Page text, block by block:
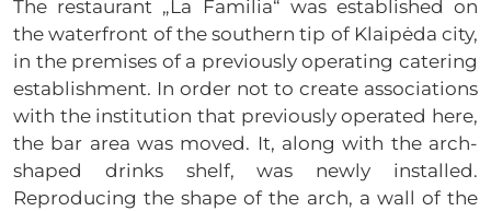
The restaurant „La Familia“ was established on
the waterfront of the southern tip of Klaipėda city,
in the premises of a previously operating catering
establishment. In order not to create associations
with the institution that previously operated here,
the bar area was moved. It, along with the arch-
shaped drinks shelf, was newly installed.
Reproducing the shape of the arch, a wall of the